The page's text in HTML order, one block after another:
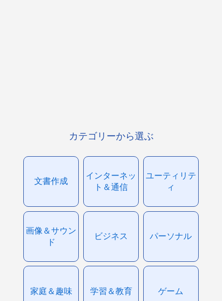
カテゴリーから選ぶ
文書作成
インターネッ
ト＆通信
ユーティリテ
ィ
画像＆サウン
ド
ビジネス パーソナル
家庭＆趣味 学習＆教育 ゲーム